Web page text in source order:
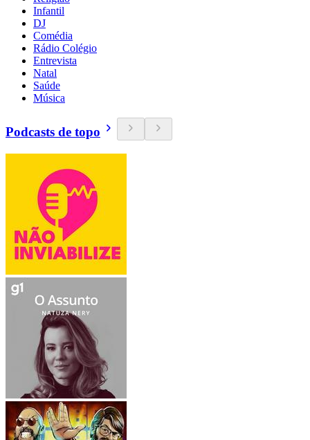
Infantil
DJ
Comédia
Rádio Colégio
Entrevista
Natal
Saúde
Música
Podcasts de topo